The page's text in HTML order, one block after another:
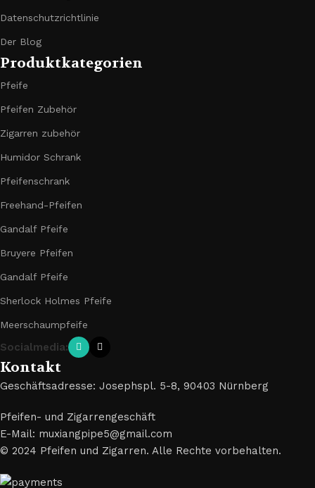
Datenschutzrichtlinie
Der Blog
Produktkategorien
Pfeife
Pfeifen Zubehör
Zigarren zubehör
Humidor Schrank
Pfeifenschrank
Freehand-Pfeifen
Gandalf Pfeife
Bruyere Pfeifen
Gandalf Pfeife
Sherlock Holmes Pfeife
Meerschaumpfeife
Socialmedia:
Kontakt
Geschäftsadresse: Josephspl. 5-8, 90403 Nürnberg
Pfeifen- und Zigarrengeschäft
E-Mail: muxiangpipe5@gmail.com
© 2024 Pfeifen und Zigarren. Alle Rechte vorbehalten.